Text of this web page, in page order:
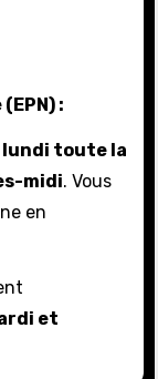
:
lundi toute la
midi. Vous
en
et